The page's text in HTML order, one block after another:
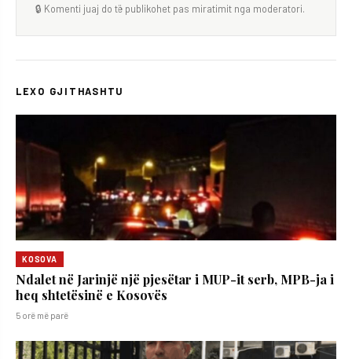
🔒 Komenti juaj do të publikohet pas miratimit nga moderatori.
LEXO GJITHASHTU
KOSOVA
Ndalet në Jarinjë një pjesëtar i MUP-it serb, MPB-ja i
heq shtetësinë e Kosovës
5 orë më parë